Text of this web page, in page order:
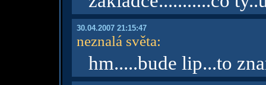
30.04.2007 21:15:47
neznalá světa:
hm.....bude lip...to